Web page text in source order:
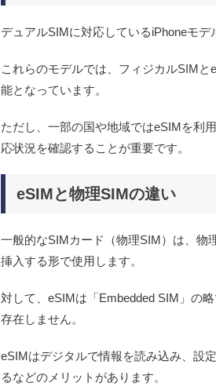
デュアルSIMに対応しているiPhoneモデ
これらのモデルでは、フィジカルSIM
能となっています。
ただし、一部の国や地域ではeSIMを利
応状況を確認することが重要です。
eSIMと物理SIMの違い
一般的なSIMカード（物理SIM）は、物
挿入する形で使用します。
対して、eSIMは「Embedded SIM」の
存在しません。
eSIMはデジタルで情報を読み込み、設
るなどのメリットがあります。